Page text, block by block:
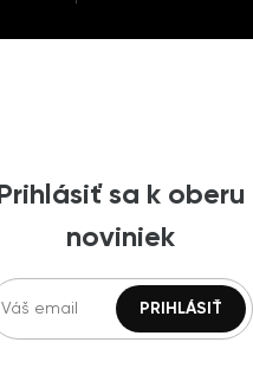
Prihlásiť sa k oberu
noviniek